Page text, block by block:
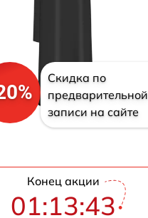
Скидка по
предварительной
записи на сайте
Конец акции
01:13:42